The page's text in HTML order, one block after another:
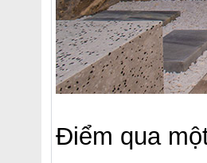
Điểm qua